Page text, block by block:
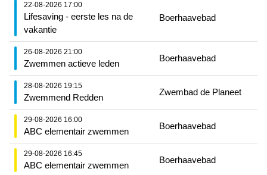
22-08-2026 17:00
Lifesaving - eerste les na de
vakantie
Boerhaavebad
26-08-2026 21:00
Zwemmen actieve leden
Boerhaavebad
28-08-2026 19:15
Zwemmend Redden
Zwembad de Planeet
29-08-2026 16:00
ABC elementair zwemmen
Boerhaavebad
29-08-2026 16:45
ABC elementair zwemmen
Boerhaavebad